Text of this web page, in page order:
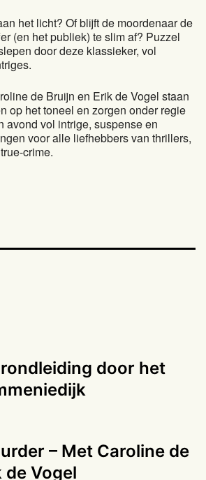
het licht? Of blijft de moordenaar de
(en het publiek) te slim af? Puzzel
door deze klassieker, vol
de Bruijn en Erik de Vogel staan
op het toneel en zorgen onder regie
avond vol intrige, suspense en
voor alle liefhebbers van thrillers,
crime.
door het
– Met Caroline de
de Vogel